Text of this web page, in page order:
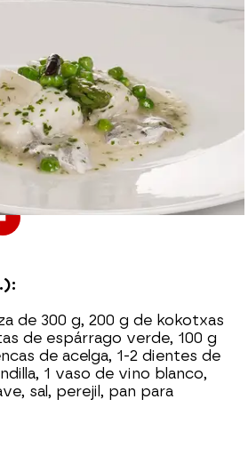
de 2015, 11:15
Flipboard
de 300 g, 200 g de kokotxas
de espárrago verde, 100 g
de acelga, 1-2 dientes de
1 vaso de vino blanco,
sal, perejil, pan para